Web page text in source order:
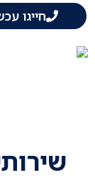
חייגו עכשיו 055-